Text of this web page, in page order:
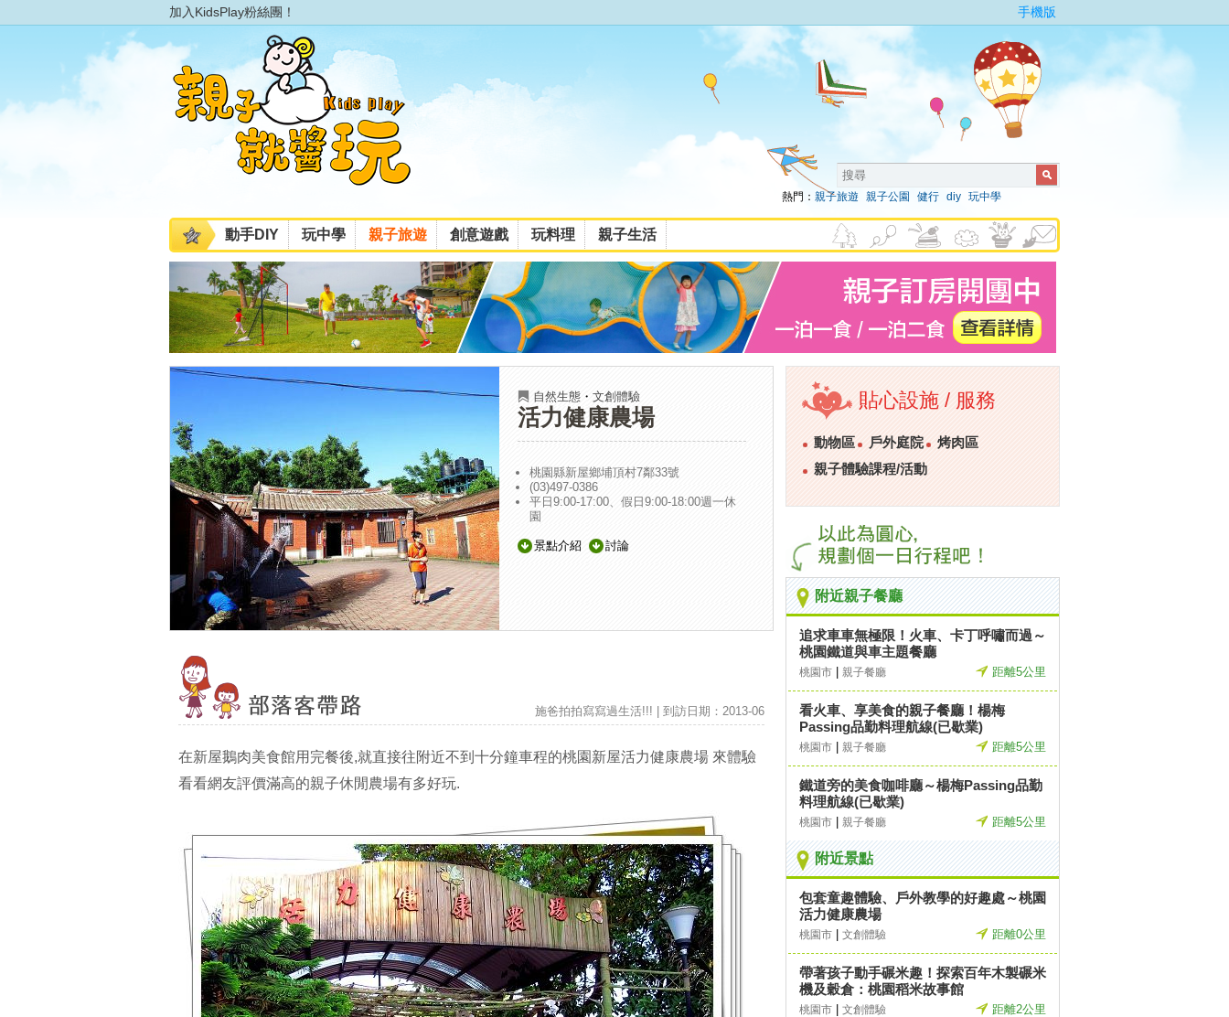
加入KidsPlay粉絲團！ 手機版
熱門： 親子旅遊 親子公園 健行 diy 玩中學
動手DIY 玩中學 親子旅遊 創意遊戲 玩料理 親子生活
自然生態 ・ 文創體驗
活力健康農場
桃園縣新屋鄉埔頂村7鄰33號
(03)497-0386
平日9:00-17:00、假日9:00-18:00週一休
園
景點介紹 討論
施爸拍拍寫寫過生活!!! | 到訪日期：2013-06
在新屋鵝肉美食館用完餐後,就直接往附近不到十分鐘車程的桃園新屋活力健康農場 來體驗
看看網友評價滿高的親子休閒農場有多好玩.
貼心設施 / 服務
動物區 戶外庭院
烤肉區
親子體驗課程/活動
附近親子餐廳
追求車車無極限！火車、卡丁呼嘯而過～
桃園鐵道與車主題餐廳
桃園市 親子餐廳 距離5公里
看火車、享美食的親子餐廳！楊梅
Passing品勤料理航線(已歇業)
桃園市 親子餐廳 距離5公里
鐵道旁的美食咖啡廳～楊梅Passing品勤
料理航線(已歇業)
桃園市 親子餐廳 距離5公里
附近景點
包套童趣體驗、戶外教學的好趣處～桃園
活力健康農場
桃園市 文創體驗 距離0公里
帶著孩子動手碾米趣！探索百年木製碾米
機及穀倉：桃園稻米故事館
桃園市 文創體驗 距離2公里